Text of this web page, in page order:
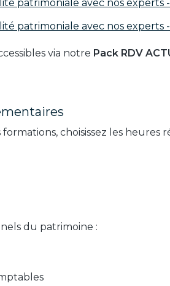
patrimoniale avec nos experts
patrimoniale avec nos experts
via notre Pack RDV
choisissez les heures
du patrimoine :